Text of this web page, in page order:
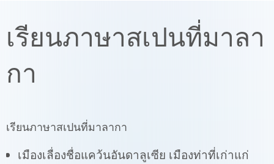
เรียนภาษาสเปนที่มาลา
กา
เรียนภาษาสเปนที่มาลากา
เมืองเลื่องชื่อแคว้นอันดาลูเซีย เมืองท่าที่เก่าแก่